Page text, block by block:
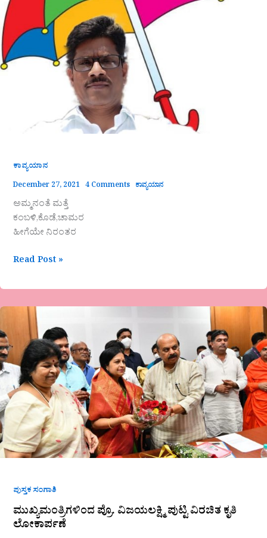
ಕಾವ್ಯಯಾನ
December 27, 2021 4 Comments ಕಾವ್ಯಯಾನ
ಅಮ್ಮನಂತೆ ಮತ್ತೆ
ಕಂಬಳಿ,ಕೊಡೆ,ಚಾಮರ
ಹೀಗೆಯೇ ನಿರಂತರ
Read Post »
ಪುಸ್ತಕ ಸಂಗಾತಿ
ಮುಖ್ಯಮಂತ್ರಿಗಳಿಂದ ಪ್ರೊ. ವಿಜಯಲಕ್ಷ್ಮಿ ಪುಟ್ಟಿ ವಿರಚಿತ ಕೃತಿ
ಲೋಕಾರ್ಪಣೆ
ಮುಖ್ಯಮಂತ್ರಿಗಳಿಂದ
ವಿಜಯಲಕ್ಷ್ಮಿ
ಪುಟ್ಟಿ
ವಿರಚಿತ
ಕೃತಿ
ಲೋಕಾರ್ಪಣೆ